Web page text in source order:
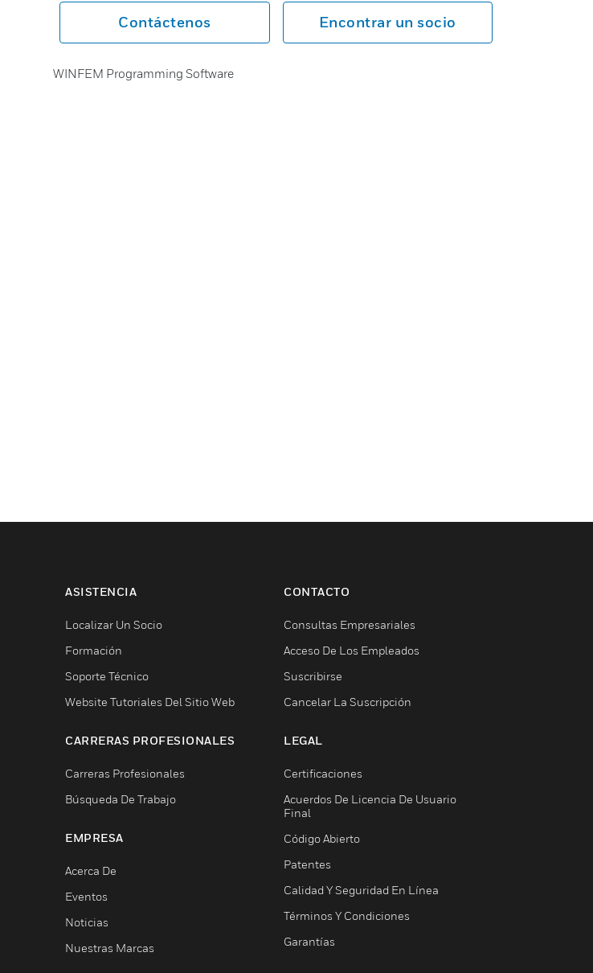
Contáctenos Encontrar un socio
WINFEM Programming Software
ASISTENCIA
Localizar Un Socio
Formación
Soporte Técnico
Website Tutoriales Del Sitio Web
CARRERAS PROFESIONALES
Carreras Profesionales
Búsqueda De Trabajo
EMPRESA
Acerca De
Eventos
Noticias
Nuestras Marcas
CONTACTO
Consultas Empresariales
Acceso De Los Empleados
Suscribirse
Cancelar La Suscripción
LEGAL
Certificaciones
Acuerdos De Licencia De Usuario
Final
Código Abierto
Patentes
Calidad Y Seguridad En Línea
Términos Y Condiciones
Garantías